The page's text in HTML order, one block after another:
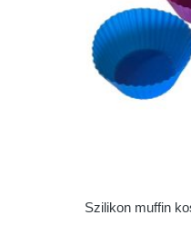
Szilikon muffin